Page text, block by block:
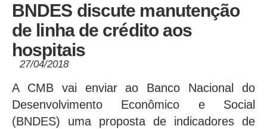
BNDES discute manutenção
de linha de crédito aos
hospitais
27/04/2018
A CMB vai enviar ao Banco Nacional do
Desenvolvimento Econômico e Social
(BNDES) uma proposta de indicadores de